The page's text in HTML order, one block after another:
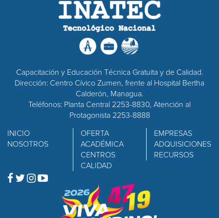
Capacitación y Educación Técnica Gratuita y de Calidad.
Dirección: Centro Cívico Zumen, frente al Hospital Bertha
Calderón, Managua.
Teléfonos: Planta Central 2253-8830, Atención al
Protagonista 2253-8888
INICIO
NOSOTROS
OFERTA
ACADÉMICA
CENTROS
CALIDAD
EMPRESAS
ADQUISICIONES
RECURSOS